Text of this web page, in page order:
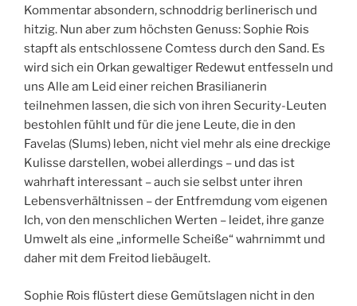
Kommentar absondern, schnoddrig berlinerisch und
hitzig. Nun aber zum höchsten Genuss: Sophie Rois
stapft als entschlossene Comtess durch den Sand. Es
wird sich ein Orkan gewaltiger Redewut entfesseln und
uns Alle am Leid einer reichen Brasilianerin
teilnehmen lassen, die sich von ihren Security-Leuten
bestohlen fühlt und für die jene Leute, die in den
Favelas (Slums) leben, nicht viel mehr als eine dreckige
Kulisse darstellen, wobei allerdings – und das ist
wahrhaft interessant – auch sie selbst unter ihren
Lebensverhältnissen – der Entfremdung vom eigenen
Ich, von den menschlichen Werten – leidet, ihre ganze
Umwelt als eine „informelle Scheiße“ wahrnimmt und
daher mit dem Freitod liebäugelt.
Sophie Rois flüstert diese Gemütslagen nicht in den